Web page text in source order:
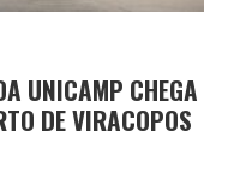
UNICAMP CHEGA
DE VIRACOPOS